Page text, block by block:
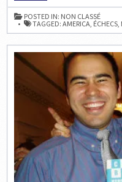
D’ÉCHECS
DE
JENNIFER
SHAHADE
POSTED IN: NON CLASSÉ
TAGGED:AMERICA, ÉCHECS,